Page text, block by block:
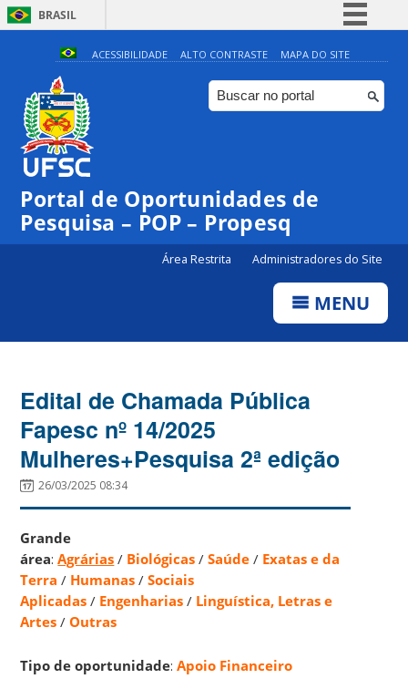
BRASIL
Simplifique!
Comunica BR
Participe
Canais
ACESSIBILIDADE ALTO CONTRASTE MAPA DO SITE
Portal de Oportunidades de
Pesquisa – POP – Propesq
Área Restrita Administradores do Site
MENU
Edital de Chamada Pública
Fapesc nº 14/2025
Mulheres+Pesquisa 2ª edição
26/03/2025 08:34
Grande
área:Agrárias / Biológicas /Saúde / Exatas e da
Terra / Humanas /Sociais
Aplicadas / Engenharias / Linguística, Letras e
Artes /Outras
Tipo de oportunidade:Apoio Financeiro